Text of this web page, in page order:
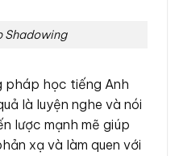
Shadowing
pháp học tiếng Anh
là luyện nghe và nói
lược mạnh mẽ giúp
xạ và làm quen với